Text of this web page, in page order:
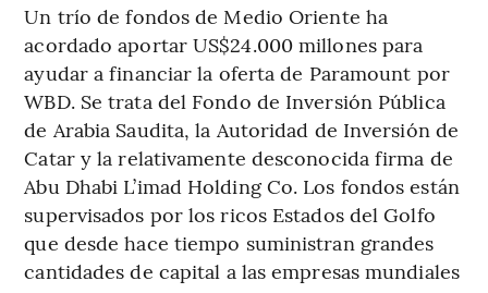
Un trío de fondos de Medio Oriente ha
acordado aportar US$24.000 millones para
ayudar a financiar la oferta de Paramount por
WBD. Se trata del Fondo de Inversión Pública
de Arabia Saudita, la Autoridad de Inversión de
Catar y la relativamente desconocida firma de
Abu Dhabi L’imad Holding Co. Los fondos están
supervisados por los ricos Estados del Golfo
que desde hace tiempo suministran grandes
cantidades de capital a las empresas mundiales